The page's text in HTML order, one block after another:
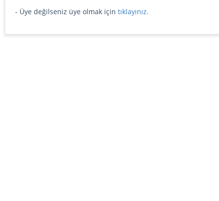
- Üye değilseniz üye olmak için tıklayınız.